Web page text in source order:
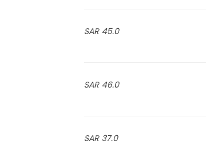
45.0 SAR
46.0 SAR
37.0 SAR